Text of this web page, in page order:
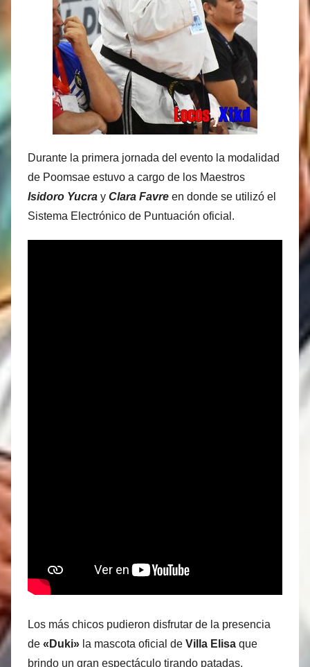
Durante la primera jornada del evento la modalidad
de Poomsae estuvo a cargo de los Maestros
Isidoro Yucra y Clara Favre en donde se utilizó el
Sistema Electrónico de Puntuación oficial.
Los más chicos pudieron disfrutar de la presencia
de «Duki» la mascota oficial de Villa Elisa que
brindo un gran espectáculo tirando patadas,